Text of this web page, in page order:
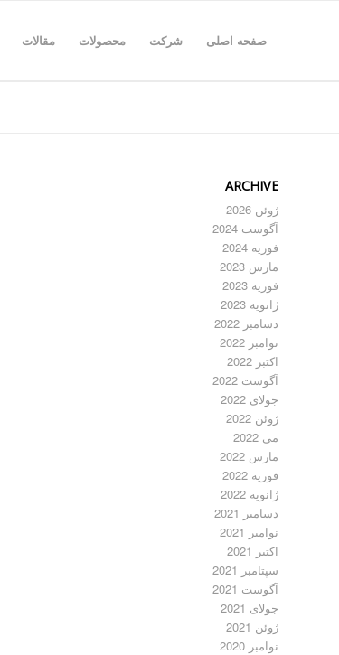
صفحه اصلی شرکت محصولات مقالات
ARCHIVE
ژوئن 2026
آگوست 2024
فوریه 2024
مارس 2023
فوریه 2023
ژانویه 2023
دسامبر 2022
نوامبر 2022
اکتبر 2022
آگوست 2022
جولای 2022
ژوئن 2022
می 2022
مارس 2022
فوریه 2022
ژانویه 2022
دسامبر 2021
نوامبر 2021
اکتبر 2021
سپتامبر 2021
آگوست 2021
جولای 2021
ژوئن 2021
نوامبر 2020